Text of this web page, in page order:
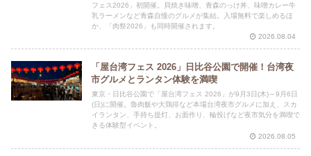
フェス2026」初開催。貝焼き味噌、青森のっけ丼、味噌カレー牛
乳ラーメンなど青森自慢のグルメが集結。入場無料で楽しめるほ
か、「肉祭2026」も同時開催されます。
2026.08.04
「屋台湾フェス 2026」日比谷公園で開催！台湾夜
市グルメとランタン体験を満喫
東京・日比谷公園で「屋台湾フェス 2026」が9月3日(木)～9月6日
(日)に開催。魯肉飯や大鶏排など本場台湾夜市グルメに加え、スカ
イランタン、手持ち提灯、お面作り、輪投げなど夜市気分を満喫で
きる体験型イベント。
2026.08.05